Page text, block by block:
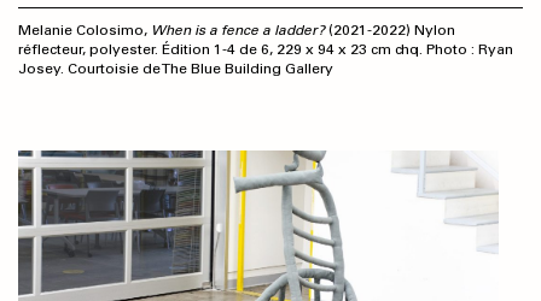
Melanie Colosimo, When is a fence a ladder?(2021-2022) Nylon
réflecteur, polyester. Édition 1-4 de 6, 229 x 94 x 23 cm chq. Photo : Ryan
Josey. Courtoisie de The Blue Building Gallery